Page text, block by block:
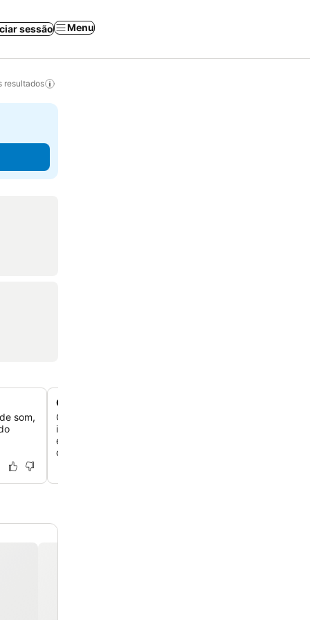
sessão Menu
resultados
som,
Comodidades atenciosas no quarto
Os quartos são equipados com uma variedade de
incluindo produtos de higiene pessoal da marca Pola,
escovas de dente de cores diferentes, garantindo uma
confortável.